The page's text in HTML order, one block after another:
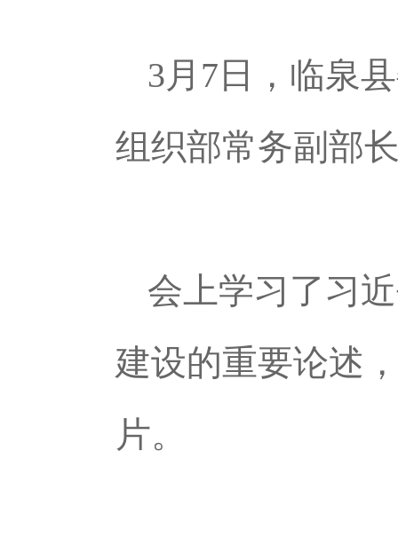
3月7日，临泉
组织部常务副部
会上学习了习
建设的重要论述
片。